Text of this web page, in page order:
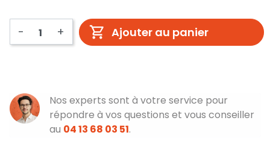
- + Ajouter au panier
Nos experts sont à votre service pour
répondre à vos questions et vous conseiller
au 04 13 68 03 51.